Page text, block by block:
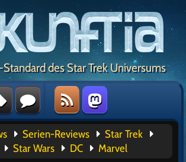
des Star Trek Universums
Serien-Reviews
Star Trek
Star Wars DC Marvel